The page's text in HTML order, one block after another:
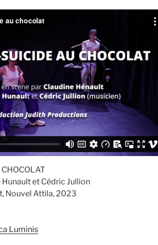
CHOCOLAT
et Cédric Jullion
Nouvel Attila, 2023
Luminis